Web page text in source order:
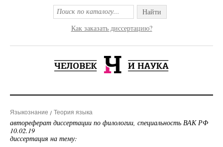
Найти
Как заказать диссертацию?
Языкознание Теория языка
автореферат диссертации по филологии, специальность ВАК РФ
10.02.19
диссертация на тему: